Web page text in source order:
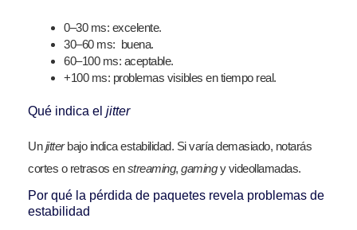
0–30 ms: excelente.
30–60 ms: buena.
60–100 ms: aceptable.
+100 ms: problemas visibles en tiempo real.
Qué indica el jitter
Unjitterbajo indica estabilidad. Si varía demasiado, notarás
cortes o retrasos enstreaming, gamingy videollamadas.
Por qué la pérdida de paquetes revela problemas de
estabilidad